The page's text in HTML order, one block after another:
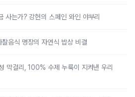
사는가? 강헌의 스페인 와인 야부리
음식 명장의 자연식 밥상 비결
막걸리, 100% 수제 누룩이 지켜낸 우리